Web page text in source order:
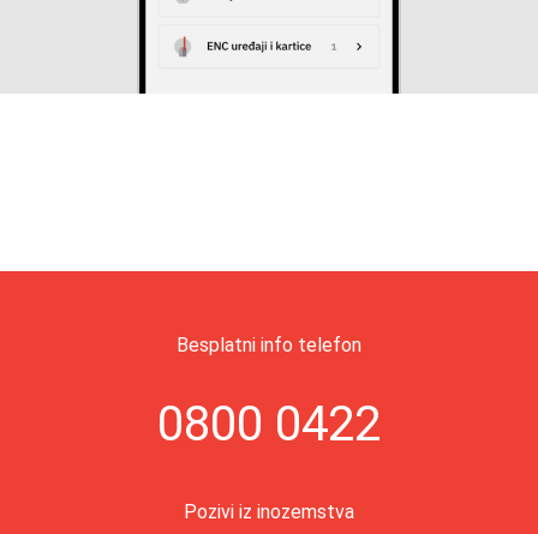
Besplatni info telefon
0800 0422
Pozivi iz inozemstva